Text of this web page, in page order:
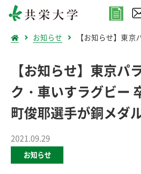
お知らせ 【お知らせ】東
【お知らせ】東京パ
ク・車いすラグビー
町俊耶選手が銅メダ
2021.09.29
お知らせ